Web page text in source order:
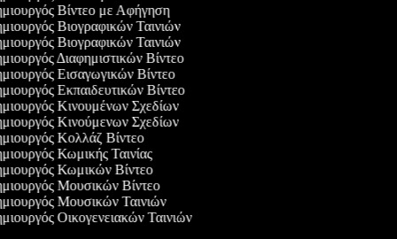
Βίντεο με Αφήγηση
Βιογραφικών Ταινιών
Βιογραφικών Ταινιών
Διαφημιστικών Βίντεο
Εισαγωγικών Βίντεο
Εκπαιδευτικών Βίντεο
Κινουμένων Σχεδίων
Κινούμενων Σχεδίων
Κολλάζ Βίντεο
Κωμικής Ταινίας
Κωμικών Βίντεο
Μουσικών Βίντεο
Μουσικών Ταινιών
Οικογενειακών Ταινιών